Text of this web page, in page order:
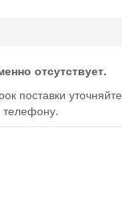
отсутствует.
поставки уточняйте
телефону.